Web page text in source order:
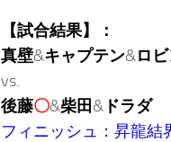
【試合結果】：
真壁&キャプテン&ロ
vs.
後藤〇&柴田 & ドラダ
フィニッシュ：昇龍結